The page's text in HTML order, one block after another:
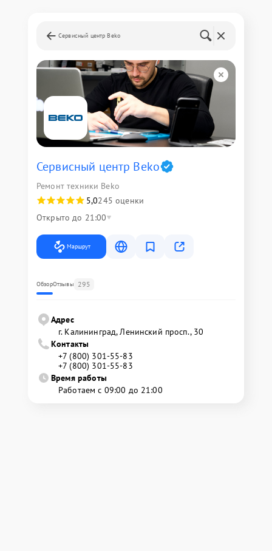
Сервисный центр Beko
Сервисный центр Beko
Ремонт техники Beko
5,0245 оценки
Открыто до 21:00
Маршрут
ОбзорОтзывы 295
Адрес
г. Калининград, Ленинский просп., 30
Контакты
+7 (800) 301-55-83
+7 (800) 301-55-83
Время работы
Работаем с 09:00 до 21:00